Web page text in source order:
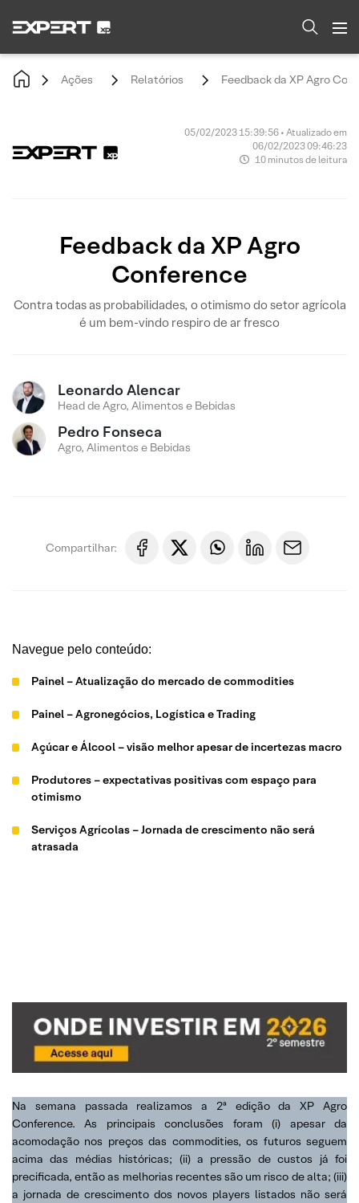
Ações Relatórios Feedback da XP Agro
05/02/2023 15:39:56 • Atualizado em
06/02/2023 09:46:23
10 minutos de leitura
Feedback da XP Agro
Conference
Contra todas as probabilidades, o otimismo do setor agrícola
é um bem-vindo respiro de ar fresco
Leonardo Alencar
Head de Agro, Alimentos e Bebidas
Pedro Fonseca
Agro, Alimentos e Bebidas
Compartilhar:
Navegue pelo conteúdo:
Painel – Atualização do mercado de commodities
Painel – Agronegócios, Logística e Trading
Açúcar e Álcool – visão melhor apesar de incertezas macro
Produtores – expectativas positivas com espaço para
otimismo
Serviços Agrícolas – Jornada de crescimento não será
atrasada
Na semana passada realizamos a 2ª edição da XP Agro
Conference. As principais conclusões foram (i) apesar da
acomodação nos preços das commodities, os futuros seguem
acima das médias históricas; (ii) a pressão de custos já foi
precificada, então as melhorias recentes são um risco de alta; (iii)
a jornada de crescimento dos novos players listados não será